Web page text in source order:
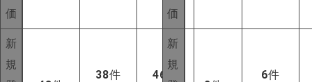
価
新
規
38件 46 件
価
新
規
6件